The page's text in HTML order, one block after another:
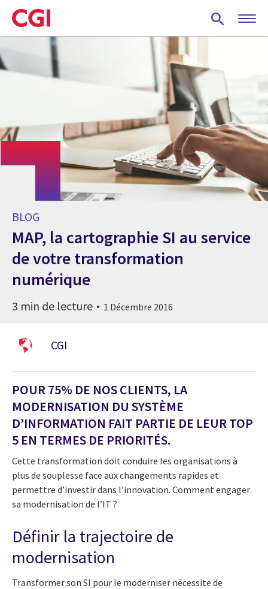
Skip
to
main
BLOG
MAP, la cartographie SI au service
de votre transformation
numérique
3 min de lecture 1 Décembre 2016
CGI
POUR 75% DE NOS CLIENTS, LA
MODERNISATION DU SYSTÈME
D’INFORMATION FAIT PARTIE DE LEUR TOP
5 EN TERMES DE PRIORITÉS.
Cette transformation doit conduire les organisations à
plus de souplesse face aux changements rapides et
permettre d’investir dans l’innovation. Comment engager
sa modernisation de l’IT ?
Définir la trajectoire de
modernisation
Transformer son SI pour le moderniser nécessite de